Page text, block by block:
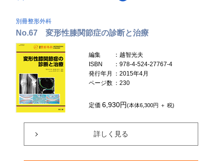
別冊整形外科
No.67 変形性膝関節症の診断と治療
編集
：越智光夫
ISBN
：978-4-524-27767-4
発行年月
：2015年4月
ページ数 ：230
定価6,930円(本体6,300円 ＋ 税)
詳しく見る